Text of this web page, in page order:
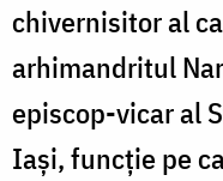
chivernisitor al
arhimandritul
episcop-vicar al
Iași, funcție pe